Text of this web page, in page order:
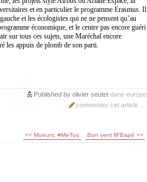
et en particulier le programme Erasmus. Il
et les écologistes qui ne ne pensent qu’au
économique, et le centre pas encore guéri
sur tous ces sujets, une Maréchal encore
les appuis de plomb de son parti.
Published by olivier seutet dans europe
commenter cet article
<< Moeurs, #MeToo Bon vent M'Bapé >>